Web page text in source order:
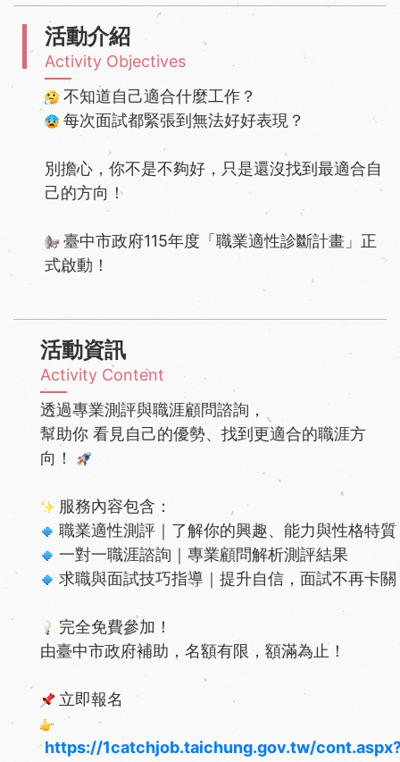
活動介紹
Activity Objectives
不知道自己適合什麼工作？
每次面試都緊張到無法好好表現？
別擔心，你不是不夠好，只是還沒找到最適合自
己的方向！
臺中市政府115年度「職業適性診斷計畫」正
式啟動！
活動資訊
Activity Content
透過專業測評與職涯顧問諮詢，
幫助你 看見自己的優勢、找到更適合的職涯方
向！
服務內容包含：
職業適性測評｜了解你的興趣、能力與性格特質
一對一職涯諮詢｜專業顧問解析測評結果
求職與面試技巧指導｜提升自信，面試不再卡關
完全免費參加！
由臺中市政府補助，名額有限，額滿為止！
立即報名
https://1catchjob.taichung.gov.tw/